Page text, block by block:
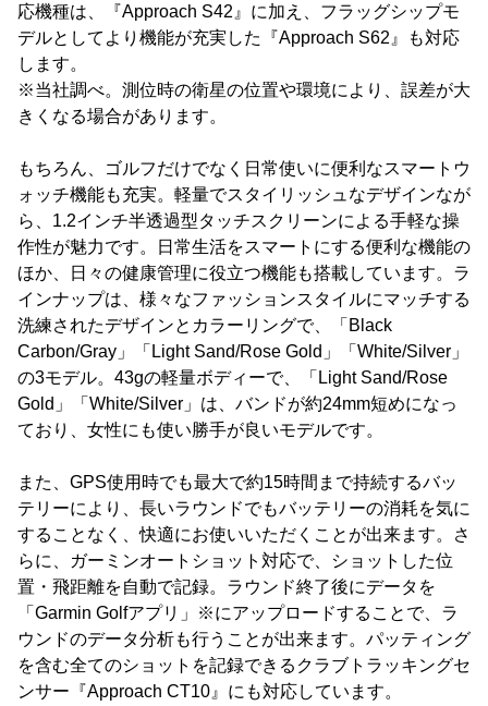
応機種は、『Approach S42』に加え、フラッグシップモ
デルとしてより機能が充実した『Approach S62』も対応
します。
※当社調べ。測位時の衛星の位置や環境により、誤差が大
きくなる場合があります。
もちろん、ゴルフだけでなく日常使いに便利なスマートウ
ォッチ機能も充実。軽量でスタイリッシュなデザインなが
ら、1.2インチ半透過型タッチスクリーンによる手軽な操
作性が魅力です。日常生活をスマートにする便利な機能の
ほか、日々の健康管理に役立つ機能も搭載しています。ラ
インナップは、様々なファッションスタイルにマッチする
洗練されたデザインとカラーリングで、「Black
Carbon/Gray」「Light Sand/Rose Gold」「White/Silver」
の3モデル。43gの軽量ボディーで、「Light Sand/Rose
Gold」「White/Silver」は、バンドが約24mm短めになっ
ており、女性にも使い勝手が良いモデルです。
また、GPS使用時でも最大で約15時間まで持続するバッ
テリーにより、長いラウンドでもバッテリーの消耗を気に
することなく、快適にお使いいただくことが出来ます。さ
らに、ガーミンオートショット対応で、ショットした位
置・飛距離を自動で記録。ラウンド終了後にデータを
「Garmin Golfアプリ」※にアップロードすることで、ラ
ウンドのデータ分析も行うことが出来ます。パッティング
を含む全てのショットを記録できるクラブトラッキングセ
ンサー『Approach CT10』にも対応しています。